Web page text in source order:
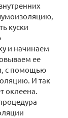
куски
и начинаем
ее
с помощью
И так
оклеена.